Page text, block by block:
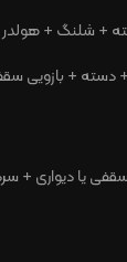
+ شلنگ + هولدر
دسته + بازویی
یا دیواری +